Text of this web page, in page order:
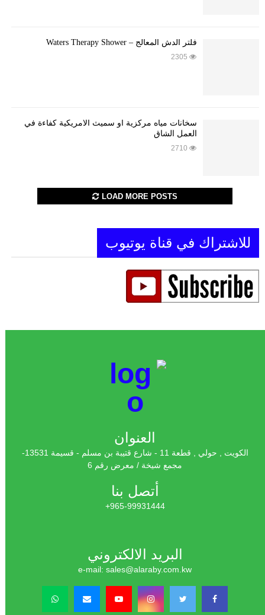
فلتر الدش المعالج – Waters Therapy Shower
2305
سخانات مياه مركزية او سميث الأمريكية كفاءة في
العمل الشاق
2710
LOAD MORE POSTS
للاشتراك في قناة يوتيوب
العنوان
الكويت , حولي , قطعة 11 - شارع قتيبة بن مسلم - قسيمة 13531-
مجمع شيخة / معرض رقم 6
أتصل بنا
965-99931444+
البريد الالكتروني
e-mail: sales@alaraby.com.kw